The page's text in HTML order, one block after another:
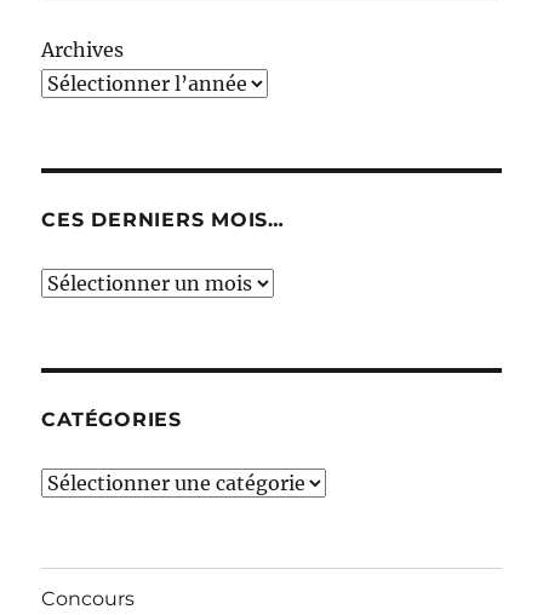
Archives
CES DERNIERS MOIS…
Ces
CATÉGORIES
Catégories
Concours